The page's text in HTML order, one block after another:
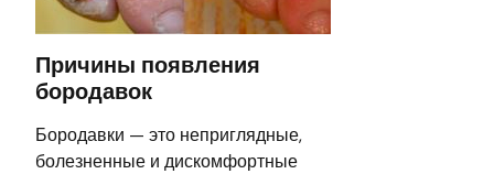
Причины появления
бородавок
Бородавки — это неприглядные,
болезненные и дискомфортные